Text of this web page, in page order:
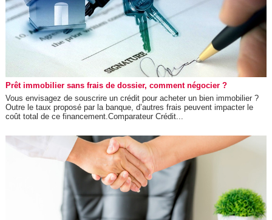
Prêt immobilier sans frais de dossier, comment négocier ?
Vous envisagez de souscrire un crédit pour acheter un bien immobilier ?
Outre le taux proposé par la banque, d’autres frais peuvent impacter le
coût total de ce financement.Comparateur Crédit...